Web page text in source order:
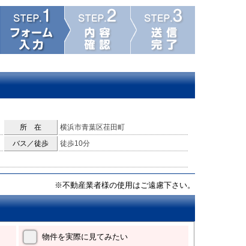
所 在
横浜市青葉区荏田町
バス／徒歩
徒歩10分
※不動産業者様の使用はご遠慮下さい。
物件を実際に見てみたい